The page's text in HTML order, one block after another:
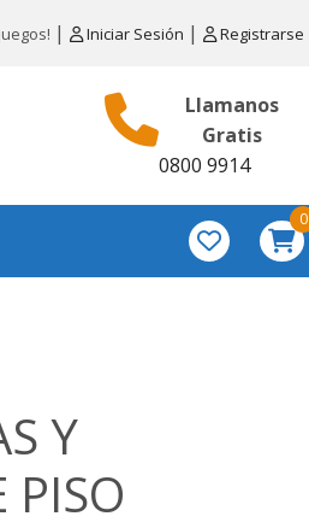
| Iniciar Sesión | Registrarse
Llamanos
Gratis
0800 9914
0
Y
PISO